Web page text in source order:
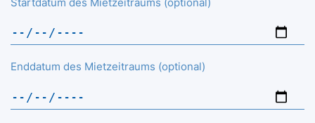
Enddatum des Mietzeitraums (optional)